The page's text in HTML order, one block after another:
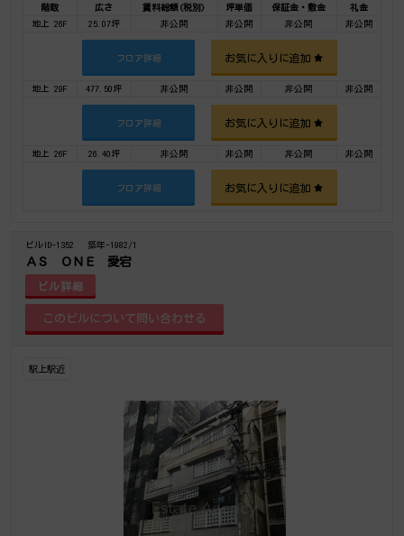
階数 広さ 賃料総額(税別) 坪単価 保証金・敷金
礼金
地上 26F
25.07坪 非公開 非公開 非公開 非公開
フロア詳細 お気に入りに追加
地上 29F 477.50坪 非公開 非公開 非公開 非公開
フロア詳細 お気に入りに追加
地上 26F 26.40坪 非公開 非公開 非公開 非公開
フロア詳細 お気に入りに追加
ビルID-1352 築年-1982/1
ＡＳ ＯＮＥ 愛宕
ビル詳細
駅上駅近